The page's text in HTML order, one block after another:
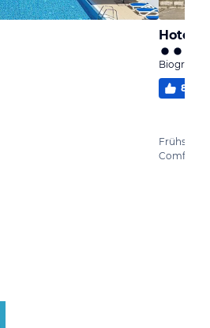
Hotel
Biograd
83
Frühstück
Comfort